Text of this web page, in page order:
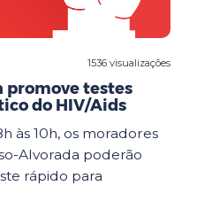
1536 visualizações
promove testes
do HIV/Aids
às 10h, os moradores
Alvorada poderão
rápido para